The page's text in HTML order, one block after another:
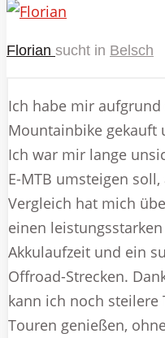
Florian sucht in Belsch
Ich habe mir
Mountainbike gekauft
Ich war mir lange
E-MTB umsteigen
Vergleich hat mich
einen
Akkulaufzeit und ein
Offroad-Strecken.
kann ich noch
Touren genießen,